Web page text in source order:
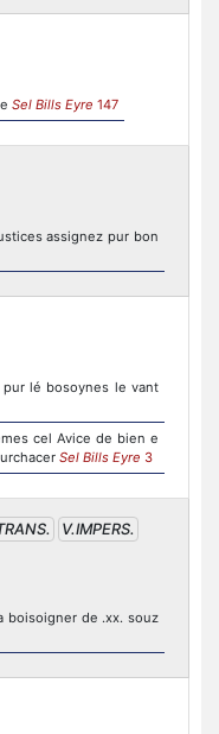
Sel Bills Eyre 147
assignez pur bon
pur lé bosoynes le vant
cel Avice de bien e
Sel Bills Eyre 3
V.IMPERS.
boisoigner de .xx. souz